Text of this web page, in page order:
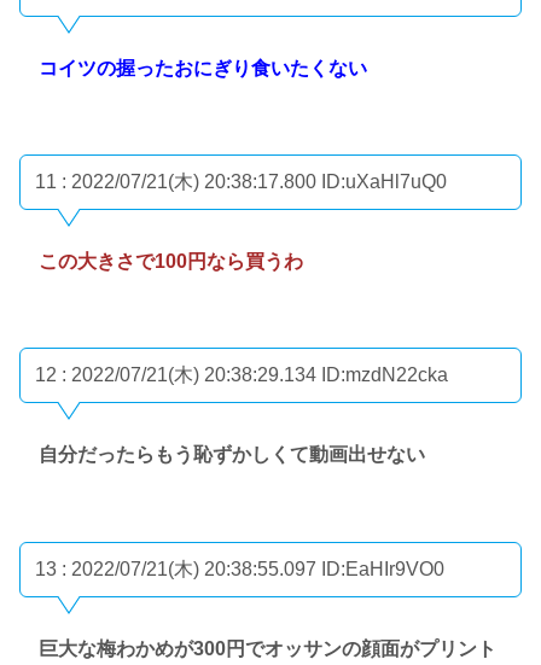
コイツの握ったおにぎり食いたくない
11 : 2022/07/21(木) 20:38:17.800 ID:uXaHl7uQ0
この大きさで100円なら買うわ
12 : 2022/07/21(木) 20:38:29.134 ID:mzdN22cka
自分だったらもう恥ずかしくて動画出せない
13 : 2022/07/21(木) 20:38:55.097 ID:EaHIr9VO0
巨大な梅わかめが300円でオッサンの顔面がプリント